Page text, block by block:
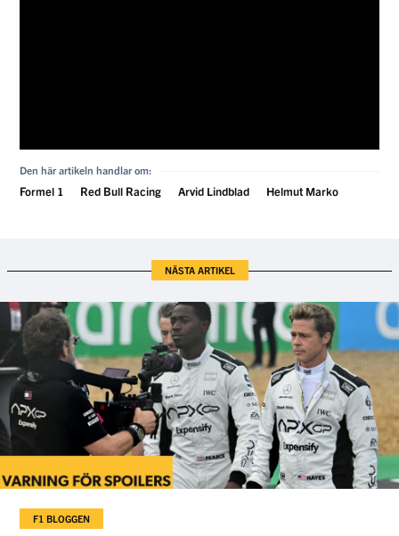
Den här artikeln handlar om:
Formel 1 Red Bull Racing Arvid Lindblad Helmut Marko
NÄSTA ARTIKEL
F1 BLOGGEN